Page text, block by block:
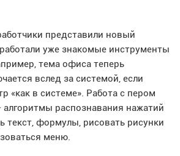
представили новый
уже знакомые инструменты
тема офиса теперь
вслед за системой, если
«как в системе». Работа с пером
распознавания нажатий
текст, формулы, рисовать рисунки
меню.